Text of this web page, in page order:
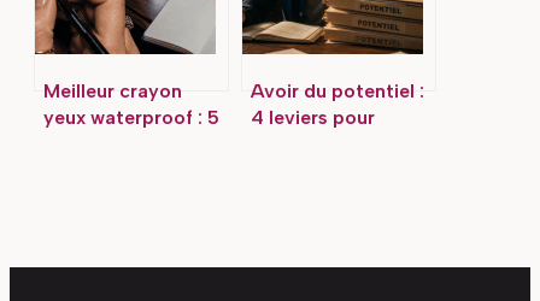
Meilleur crayon
yeux waterproof : 5
Avoir du potentiel :
4 leviers pour